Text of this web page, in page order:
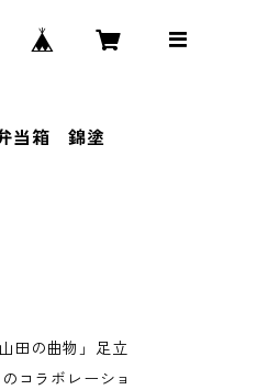
当箱 錦塗
田の曲物」足立
コラボレーショ